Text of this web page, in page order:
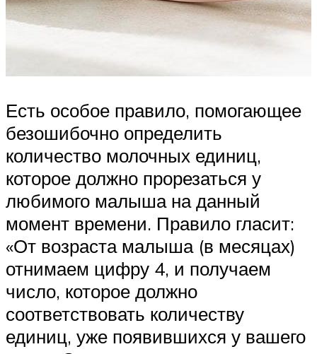
Есть особое правило, помогающее
безошибочно определить
количество молочных единиц,
которое должно прорезаться у
любимого малыша на данный
момент времени. Правило гласит:
«От возраста малыша (в месяцах)
отнимаем цифру 4, и получаем
число, которое должно
соответствовать количеству
единиц, уже появившихся у вашего